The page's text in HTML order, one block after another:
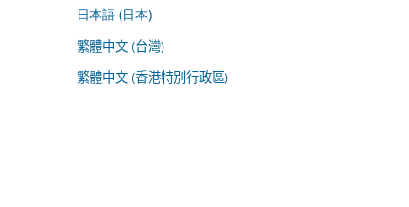
日本語 (日本)
繁體中文 (台灣)
繁體中文 (香港特別行政區)